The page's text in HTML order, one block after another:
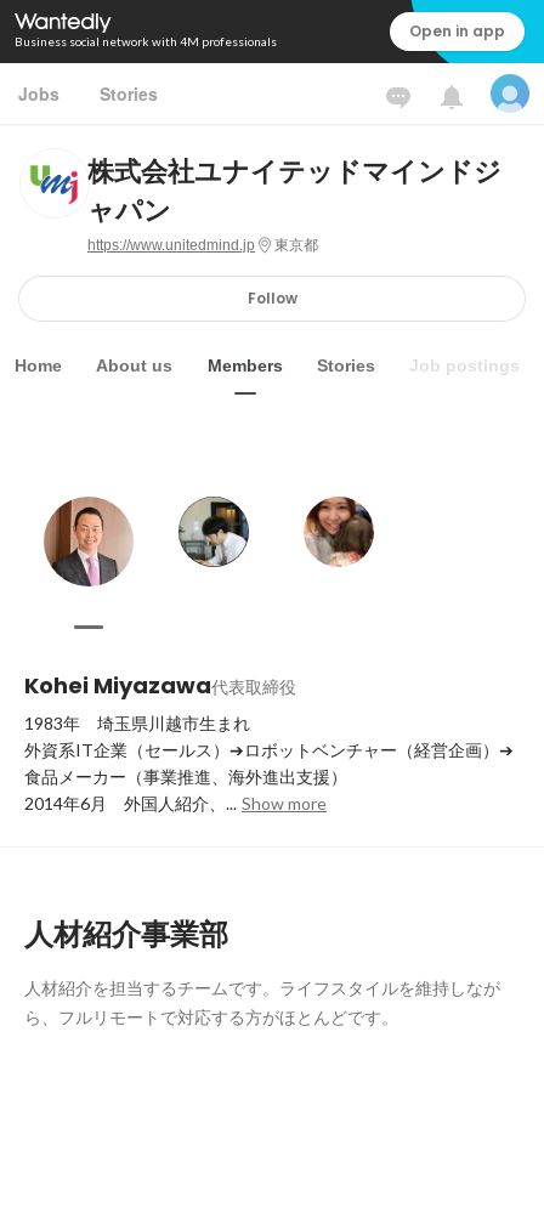
Business social network with 4M professionals Open in app
Jobs Stories
株式会社ユナイテッドマインドジ
ャパン
https://www.unitedmind.jp 東京都
Follow
Home About us Members Stories Job postings
Kohei Miyazawa代表取締役
1983年　埼玉県川越市生まれ
外資系IT企業（セールス）➔ロボットベンチャー（経営企画）➔
食品メーカー（事業推進、海外進出支援）
2014年6月　外国人紹介、... Show more
人材紹介事業部
人材紹介を担当するチームです。ライフスタイルを維持しなが
ら、フルリモートで対応する方がほとんどです。